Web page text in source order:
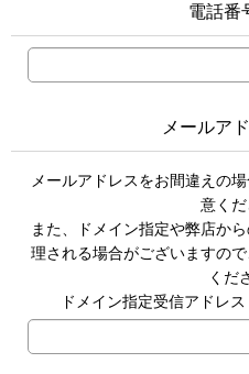
電話番
メールア
メールアドレスをお間違えの
意くだ
また、ドメイン指定や弊店か
理される場合がございますの
くだ
ドメイン指定受信アドレ